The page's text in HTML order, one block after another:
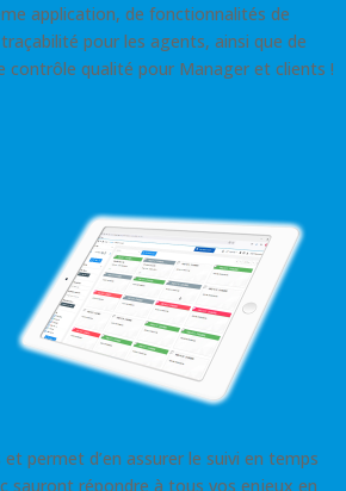
application, de fonctionnalités de
pour les agents, ainsi que de
contrôle qualité pour Manager et clients !
permet d’en assurer le suivi en temps
sauront répondre à tous vos enjeux en